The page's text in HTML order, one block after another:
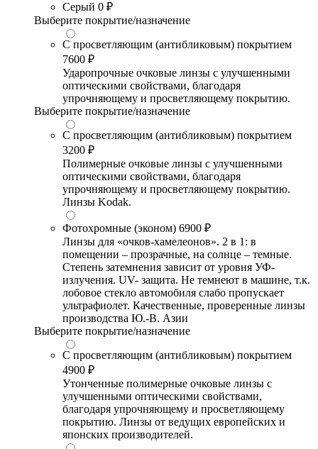
Серый 0 ₽
Выберите покрытие/назначение
С просветляющим (антибликовым) покрытием
7600 ₽
Ударопрочные очковые линзы с улучшенными
оптическими свойствами, благодаря
упрочняющему и просветляющему покрытию.
Выберите покрытие/назначение
С просветляющим (антибликовым) покрытием
3200 ₽
Полимерные очковые линзы с улучшенными
оптическими свойствами, благодаря
упрочняющему и просветляющему покрытию.
Линзы Kodak.
Фотохромные (эконом) 6900 ₽
Линзы для «очков-хамелеонов». 2 в 1: в
помещении – прозрачные, на солнце – темные.
Степень затемнения зависит от уровня УФ-
излучения. UV- защита. Не темнеют в машине, т.к.
лобовое стекло автомобиля слабо пропускает
ультрафиолет. Качественные, проверенные линзы
производства Ю.-В. Азии
Выберите покрытие/назначение
С просветляющим (антибликовым) покрытием
4900 ₽
Утонченные полимерные очковые линзы с
улучшенными оптическими свойствами,
благодаря упрочняющему и просветляющему
покрытию. Линзы от ведущих европейских и
японских производителей.